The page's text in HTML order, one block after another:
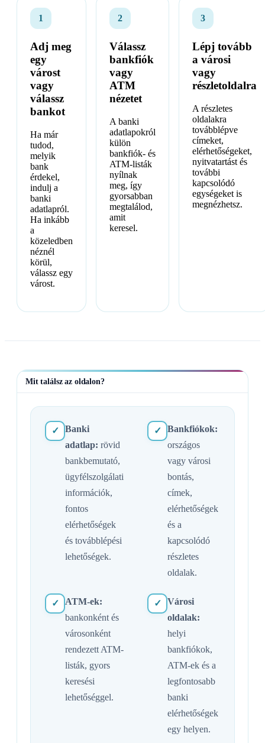
1
Adj meg
egy
várost
vagy
válassz
bankot
Ha már
tudod,
melyik
bank
érdekel,
indulj a
banki
adatlapról.
Ha inkább
a
közeledben
néznél
körül,
válassz egy
várost.
2
Válassz
bankfiók
vagy
ATM
nézetet
A banki
adatlapokról
külön
bankfiók- és
ATM-listák
nyílnak
meg, így
gyorsabban
megtalálod,
amit
keresel.
3
Lépj tovább
a városi
vagy
részletoldalra
A részletes
oldalakra
továbblépve
címeket,
elérhetőségeket,
nyitvatartást és
további
kapcsolódó
egységeket is
megnézhetsz.
Mit találsz az oldalon?
✓
Banki
adatlap: rövid
bankbemutató,
ügyfélszolgálati
információk,
fontos
elérhetőségek
és továbblépési
lehetőségek.
✓
Bankfiókok:
országos
vagy városi
bontás,
címek,
elérhetőségek
és a
kapcsolódó
részletes
oldalak.
✓
ATM-ek:
bankonként és
városonként
rendezett ATM-
listák, gyors
keresési
lehetőséggel.
✓
Városi
oldalak:
helyi
bankfiókok,
ATM-ek és a
legfontosabb
banki
elérhetőségek
egy helyen.